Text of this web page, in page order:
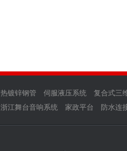
热镀锌钢管 伺服液压系统 复合式三
浙江舞台音响系统 家政平台 防水连